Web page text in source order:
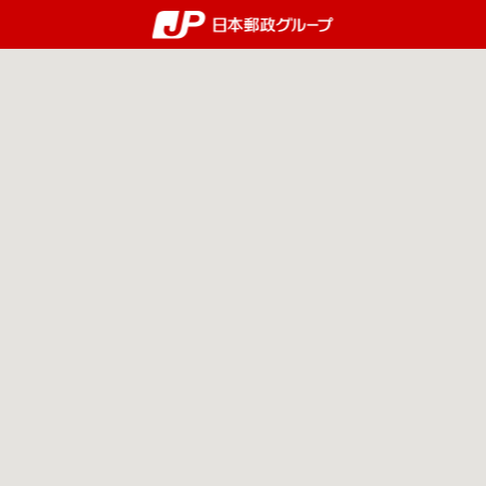
郵便局・日本郵政グループ